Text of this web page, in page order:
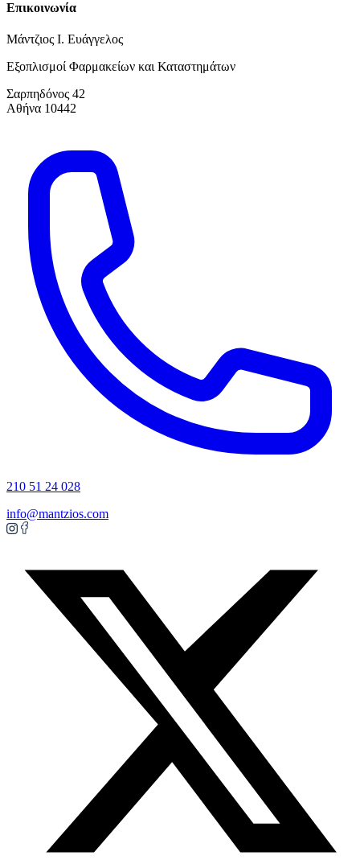
Επικοινωνία
Μάντζιος Ι. Ευάγγελος
Εξοπλισμοί Φαρμακείων και Καταστημάτων
Σαρπηδόνος 42
Αθήνα 10442
210 51 24 028
info@mantzios.com